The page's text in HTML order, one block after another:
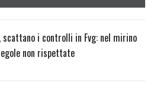
scattano i controlli in Fvg: nel mirino
non rispettate